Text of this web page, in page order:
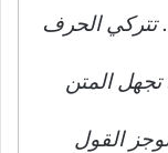
تتركي الحرف
المتن
القول